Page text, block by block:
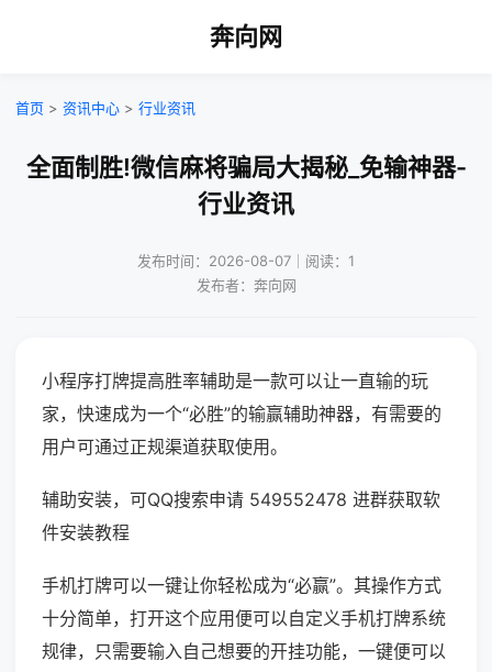
奔向网
首页 > 资讯中心 > 行业资讯
全面制胜!微信麻将骗局大揭秘_免输神器-
行业资讯
发布时间：2026-08-07｜阅读：1
发布者：奔向网
小程序打牌提高胜率辅助是一款可以让一直输的玩
家，快速成为一个“必胜”的输赢辅助神器，有需要的
用户可通过正规渠道获取使用。
辅助安装，可QQ搜索申请 549552478 进群获取软
件安装教程
手机打牌可以一键让你轻松成为“必赢”。其操作方式
十分简单，打开这个应用便可以自定义手机打牌系统
规律，只需要输入自己想要的开挂功能，一键便可以